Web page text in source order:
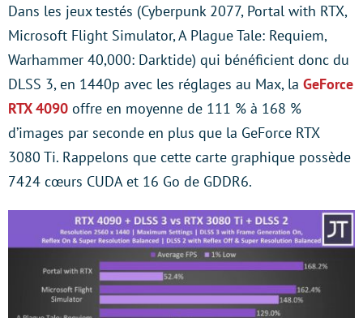
Dans les jeux testés (Cyberpunk 2077, Portal with RTX,
Microsoft Flight Simulator, A Plague Tale: Requiem,
Warhammer 40,000: Darktide) qui bénéficient donc du
DLSS 3, en 1440p avec les réglages au Max, la GeForce
RTX 4090 offre en moyenne de 111 % à 168 %
d’images par seconde en plus que la GeForce RTX
3080 Ti. Rappelons que cette carte graphique possède
7424 cœurs CUDA et 16 Go de GDDR6.